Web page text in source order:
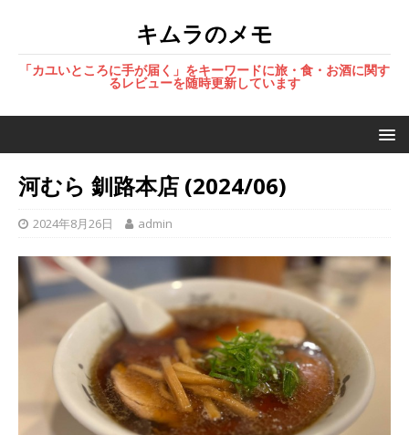
キムラのメモ
「カユいところに手が届く」をキーワードに旅・食・お酒に関す
るレビューを随時更新しています
河むら 釧路本店 (2024/06)
2024年8月26日 admin